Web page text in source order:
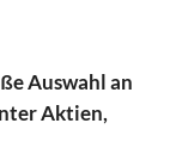
Auswahl an
Aktien,